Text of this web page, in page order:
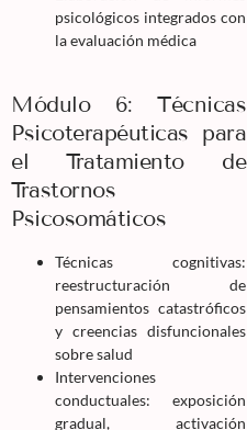
psicológicos integrados con
la evaluación médica
Módulo 6: Técnicas
Psicoterapéuticas para
el Tratamiento de
Trastornos
Psicosomáticos
Técnicas cognitivas:
reestructuración de
pensamientos catastróficos
y creencias disfuncionales
sobre salud
Intervenciones
conductuales: exposición
gradual, activación